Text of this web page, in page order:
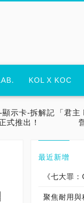
KOL X KOC
顯示卡-拆解記
式推出！
「君
最近新增